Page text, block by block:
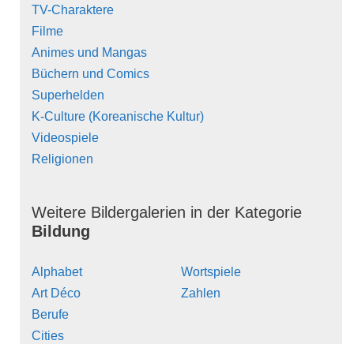
TV-Charaktere
Filme
Animes und Mangas
Büchern und Comics
Superhelden
K-Culture (Koreanische Kultur)
Videospiele
Religionen
Weitere Bildergalerien in der Kategorie
Bildung
Alphabet
Art Déco
Berufe
Cities
Wortspiele
Zahlen